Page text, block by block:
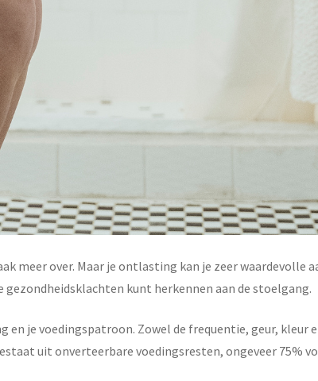
meer over. Maar je ontlasting kan je zeer waardevolle
kunt herkennen aan de stoelgang.
je voedingspatroon. Zowel de frequentie, geur, kleur
uit onverteerbare voedingsresten, ongeveer 75%